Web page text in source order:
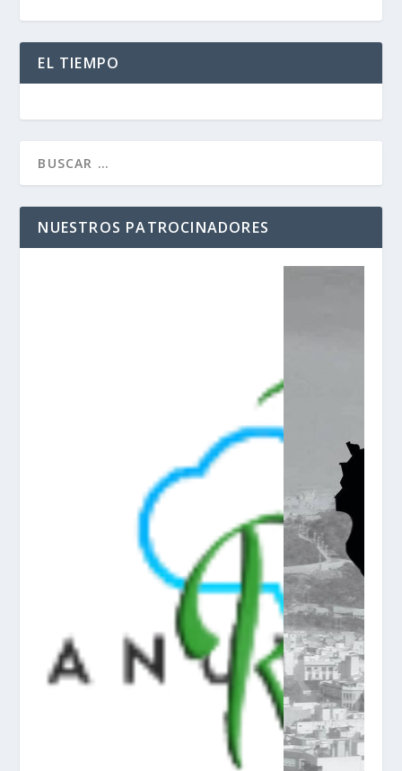
EL TIEMPO
NUESTROS PATROCINADORES